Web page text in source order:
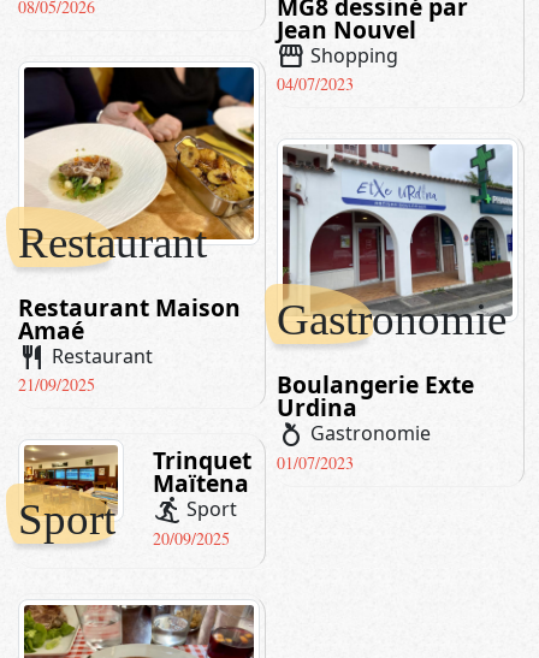
08/05/2026
Restaurant
Restaurant Maison
Amaé
restaurant Restaurant
21/09/2025
Sport
Trinquet
Maïtena
snowboarding Sport
20/09/2025
Jean Nouvel
storefront Shopping
04/07/2023
Gastronomie
Boulangerie Exte
Urdina
nutrition Gastronomie
01/07/2023